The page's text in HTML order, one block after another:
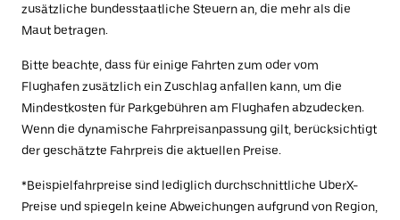
zusätzliche bundesstaatliche Steuern an, die mehr als die
Maut betragen.
Bitte beachte, dass für einige Fahrten zum oder vom
Flughafen zusätzlich ein Zuschlag anfallen kann, um die
Mindestkosten für Parkgebühren am Flughafen abzudecken.
Wenn die dynamische Fahrpreisanpassung gilt, berücksichtigt
der geschätzte Fahrpreis die aktuellen Preise.
*Beispielfahrpreise sind lediglich durchschnittliche UberX-
Preise und spiegeln keine Abweichungen aufgrund von Region,